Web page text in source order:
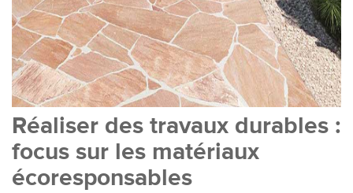
Réaliser des travaux durables :
focus sur les matériaux
écoresponsables